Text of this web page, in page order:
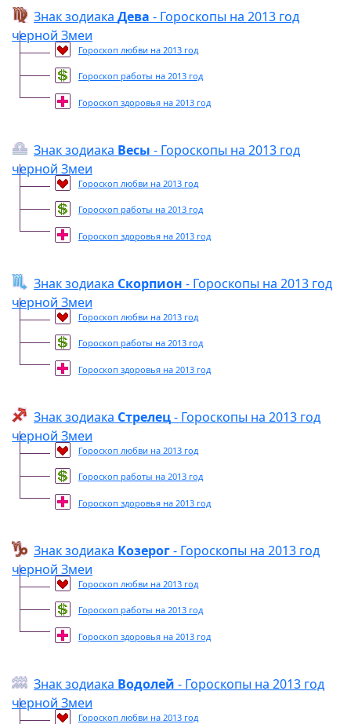
Знак зодиака Дева - Гороскопы на 2013 год
черной Змеи
Гороскоп любви на 2013 год
Гороскоп работы на 2013 год
Гороскоп здоровья на 2013 год
Знак зодиака Весы - Гороскопы на 2013 год
черной Змеи
Гороскоп любви на 2013 год
Гороскоп работы на 2013 год
Гороскоп здоровья на 2013 год
Знак зодиака Скорпион - Гороскопы на 2013 год
черной Змеи
Гороскоп любви на 2013 год
Гороскоп работы на 2013 год
Гороскоп здоровья на 2013 год
Знак зодиака Стрелец- Гороскопы на 2013 год
черной Змеи
Гороскоп любви на 2013 год
Гороскоп работы на 2013 год
Гороскоп здоровья на 2013 год
Знак зодиака Козерог- Гороскопы на 2013 год
черной Змеи
Гороскоп любви на 2013 год
Гороскоп работы на 2013 год
Гороскоп здоровья на 2013 год
Знак зодиака Водолей - Гороскопы на 2013 год
черной Змеи
Гороскоп любви на 2013 год